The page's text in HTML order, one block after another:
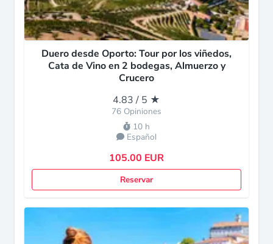
Duero desde Oporto: Tour por los viñedos,
Cata de Vino en 2 bodegas, Almuerzo y
Crucero
4.83 / 5 ★
76 Opiniones
10 h
Español
105.00 EUR
Reservar